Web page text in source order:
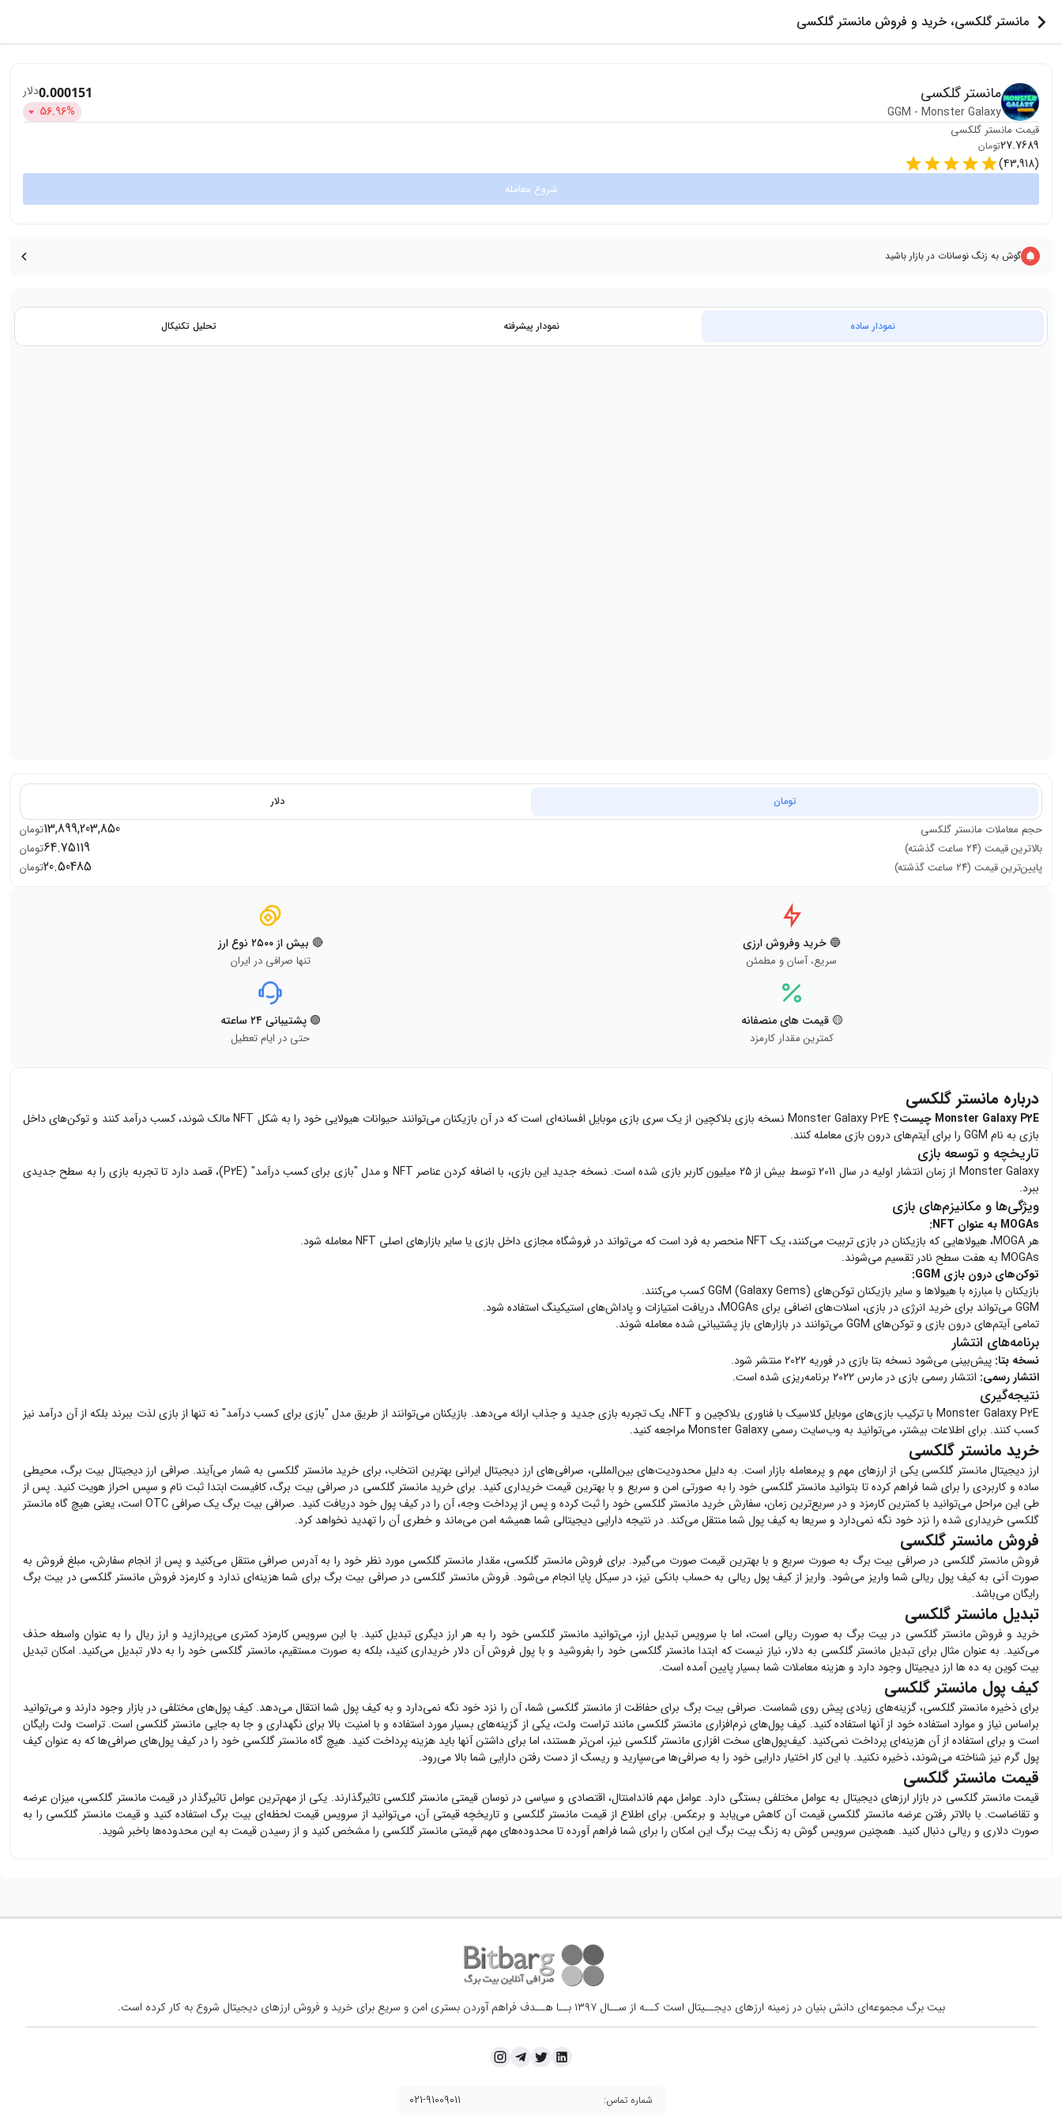
مانستر گلکسی، خرید و فروش مانستر گلکسی
مانستر گلکسی
GGM - Monster Galaxy
0.000151دلار
56.96%
قیمت مانستر گلکسی
27.7689تومان
(
43,918
)
شروع معامله
گوش به زنگ نوسانات در بازار باشید
نمودار ساده نمودار پیشرفته تحلیل تکنیکال
تومان دلار
حجم معاملات مانستر گلکسی 13,899,203,850تومان
بالاترین قیمت (۲۴ ساعت گذشته)
64.75119تومان
پایین‌ترین قیمت (۲۴ ساعت گذشته)
20.50485تومان
🔵 خرید وفروش ارزی
سریع، آسان و مطمئن
🔴 بیش از ۲۵۰۰ نوع ارز
تنها صرافی در ایران
🟡 قیمت های منصفانه
کمترین مقدار کارمزد
🟢 پشتیبانی ۲۴ ساعته
حتی در ایام تعطیل
درباره مانستر گلکسی
Monster Galaxy P2E چیست؟
Monster Galaxy P2E نسخه بازی بلاکچین از یک سری بازی موبایل افسانه‌ای است که در آن بازیکنان می‌توانند حیوانات هیولایی خود را به شکل NFT مالک شوند، کسب درآمد کنند و توکن‌های داخل
بازی به نام GGM را برای آیتم‌های درون بازی معامله کنند.
تاریخچه و توسعه بازی
Monster Galaxy از زمان انتشار اولیه در سال 2011 توسط بیش از 25 میلیون کاربر بازی شده است. نسخه جدید این بازی، با اضافه کردن عناصر NFT و مدل "بازی برای کسب درآمد" (P2E)، قصد دارد تا تجربه بازی را به سطح جدیدی
ببرد.
ویژگی‌ها و مکانیزم‌های بازی
MOGAs به عنوان NFT:
هر MOGA، هیولاهایی که بازیکنان در بازی تربیت می‌کنند، یک NFT منحصر به فرد است که می‌تواند در فروشگاه مجازی داخل بازی یا سایر بازارهای اصلی NFT معامله شود.
MOGAs به هفت سطح نادر تقسیم می‌شوند.
توکن‌های درون بازی GGM:
بازیکنان با مبارزه با هیولاها و سایر بازیکنان توکن‌های GGM (Galaxy Gems) کسب می‌کنند.
GGM می‌تواند برای خرید انرژی در بازی، اسلات‌های اضافی برای MOGAs، دریافت امتیازات و پاداش‌های استیکینگ استفاده شود.
تمامی آیتم‌های درون بازی و توکن‌های GGM می‌توانند در بازارهای باز پشتیبانی شده معامله شوند.
برنامه‌های انتشار
نسخه بتا: پیش‌بینی می‌شود نسخه بتا بازی در فوریه 2022 منتشر شود.
انتشار رسمی: انتشار رسمی بازی در مارس 2022 برنامه‌ریزی شده است.
نتیجه‌گیری
Monster Galaxy P2E با ترکیب بازی‌های موبایل کلاسیک با فناوری بلاکچین و NFT، یک تجربه بازی جدید و جذاب ارائه می‌دهد. بازیکنان می‌توانند از طریق مدل "بازی برای کسب درآمد" نه تنها از بازی لذت ببرند بلکه از آن درآمد نیز
کسب کنند. برای اطلاعات بیشتر، می‌توانید به وب‌سایت رسمی Monster Galaxyمراجعه کنید.
خرید مانستر گلکسی
ارز دیجیتالمانستر گلکسی یکی از ارزهای مهم و پرمعامله بازار است. به دلیل محدودیت‌های بین‌المللی، صرافی‌های ارز دیجیتال ایرانی بهترین انتخاب، برای خریدمانستر گلکسی به شمار می‌آیند. صرافی ارز دیجیتال بیت برگ، محیطی
ساده و کاربردی را برای شما فراهم کرده تا بتوانید مانستر گلکسی خود را به صورتی امن و سریع و با بهترین قیمت خریداری کنید. برای خریدمانستر گلکسی در صرافی بیت برگ، کافیست ابتدا ثبت نام و سپس احراز هویت کنید. پس از
طی این مراحل می‌توانید با کمترین کارمزد و در سریع‌ترین زمان، سفارش خرید مانستر گلکسی خود را ثبت کرده و پس از پرداخت وجه، آن را در کیف پول خود دریافت کنید. صرافی بیت برگ یک صرافی OTC است، یعنی هیچ گاه
مانستر
گلکسی خریداری شده را نزد خود نگه نمی‌دارد و سریعا به کیف پول شما منتقل می‌کند. در نتیجه دارایی دیجیتالی شما همیشه امن می‌ماند و خطری آن را تهدید نخواهد کرد.
فروش مانستر گلکسی
فروشمانستر گلکسی در صرافی بیت برگ به صورت سریع و با بهترین قیمت صورت می‌گیرد. برای فروشمانستر گلکسی، مقدار مانستر گلکسی مورد نظر خود را به آدرس صرافی منتقل می‌کنید و پس از انجام سفارش، مبلغ فروش به
صورت آنی به کیف پول ریالی شما واریز می‌شود. واریز از کیف پول ریالی به حساب بانکی نیز، در سیکل پایا انجام می‌شود. فروشمانستر گلکسی در صرافی بیت برگ برای شما هزینه‌ای ندارد و کارمزد فروش مانستر گلکسی در بیت برگ
رایگان می‌باشد.
تبدیل مانستر گلکسی
خرید و فروشمانستر گلکسی در بیت برگ به صورت ریالی است، اما با سرویس تبدیل ارز، می‌توانیدمانستر گلکسی خود را به هر ارز دیگری تبدیل کنید. با این سرویس کارمزد کمتری می‌پردازید و ارز ریال را به عنوان واسطه حذف
می‌کنید. به عنوان مثال برای تبدیل مانستر گلکسی به دلار، نیاز نیست که ابتدا مانستر گلکسی خود را بفروشید و با پول فروش آن دلار خریداری کنید، بلکه به صورت مستقیم،مانستر گلکسی خود را به دلار تبدیل می‌کنید. امکان تبدیل
بیت کوین به ده ها ارز دیجیتال وجود دارد و هزینه معاملات شما بسیار پایین آمده است.
کیف پول مانستر گلکسی
برای ذخیرهمانستر گلکسی، گزینه‌های زیادی پیش روی شماست. صرافی بیت برگ برای حفاظت از مانستر گلکسی شما، آن را نزد خود نگه نمی‌دارد و به کیف پول شما انتقال می‌دهد. کیف پول‌های مختلفی در بازار وجود دارند و می‌توانید
براساس نیاز و موارد استفاده خود از آنها استفاده کنید. کیف پول‌های نرم‌افزاری مانستر گلکسی مانند تراست ولت، یکی از گزینه‌های بسیار مورد استفاده و با امنیت بالا برای نگهداری و جا به جایی مانستر گلکسی است. تراست ولت رایگان
است و برای استفاده از آن هزینه‌ای پرداخت نمی‌کنید. کیف‌پول‌های سخت افزاریمانستر گلکسی نیز، امن‌تر هستند، اما برای داشتن آنها باید هزینه پرداخت کنید. هیچ گاهمانستر گلکسی خود را در کیف پول‌های صرافی‌ها که به عنوان کیف
پول گرم نیز شناخته می‌شوند، ذخیره نکنید. با این کار اختیار دارایی خود را به صرافی‌ها می‌سپارید و ریسک از دست رفتن دارایی شما بالا می‌رود.
قیمت مانستر گلکسی
قیمتمانستر گلکسی در بازار ارزهای دیجیتال به عوامل مختلفی بستگی دارد. عوامل مهم فاندامنتال، اقتصادی و سیاسی در نوسان قیمتی مانستر گلکسی تاثیرگذارند. یکی از مهم‌ترین عوامل تاثیرگذار در قیمتمانستر گلکسی، میزان عرضه
و تقاضاست. با بالاتر رفتن عرضه مانستر گلکسی قیمت آن کاهش می‌یابد و برعکس. برای اطلاع از قیمت مانستر گلکسی و تاریخچه قیمتی آن، می‌توانید از سرویس قیمت لحظه‌ای بیت برگ استفاده کنید و قیمت مانستر گلکسی را به
صورت دلاری و ریالی دنبال کنید. همچنین سرویس گوش به زنگ بیت برگ این امکان را برای شما فراهم آورده تا محدوده‌های مهم قیمتی مانستر گلکسی را مشخص کنید و از رسیدن قیمت به این محدوده‌ها باخبر شوید.
بیت برگ مجموعه‌ای دانش بنیان در زمینه ارزهای دیجــیتال است کــه از ســال ۱۳۹۷ بــا هــدف فراهم آوردن بستری امن و سریع برای خرید و فروش ارزهای دیجیتال شروع به کار کرده است.
شماره تماس: ۰۲۱-۹۱۰۰۹۰۱۱